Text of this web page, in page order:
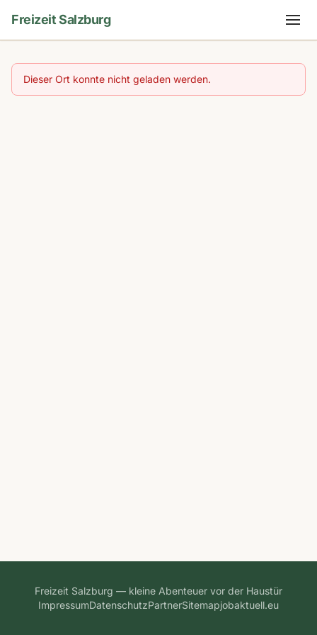
Freizeit Salzburg
Dieser Ort konnte nicht geladen werden.
Freizeit Salzburg — kleine Abenteuer vor der Haustür
ImpressumDatenschutzPartnerSitemapjobaktuell.eu